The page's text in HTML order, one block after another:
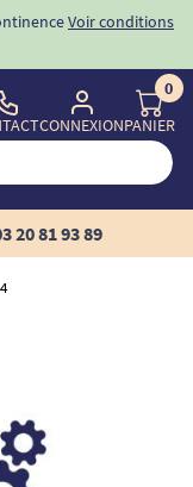
Voir conditions
CONNEXION
0
PANIER
20 81 93 89